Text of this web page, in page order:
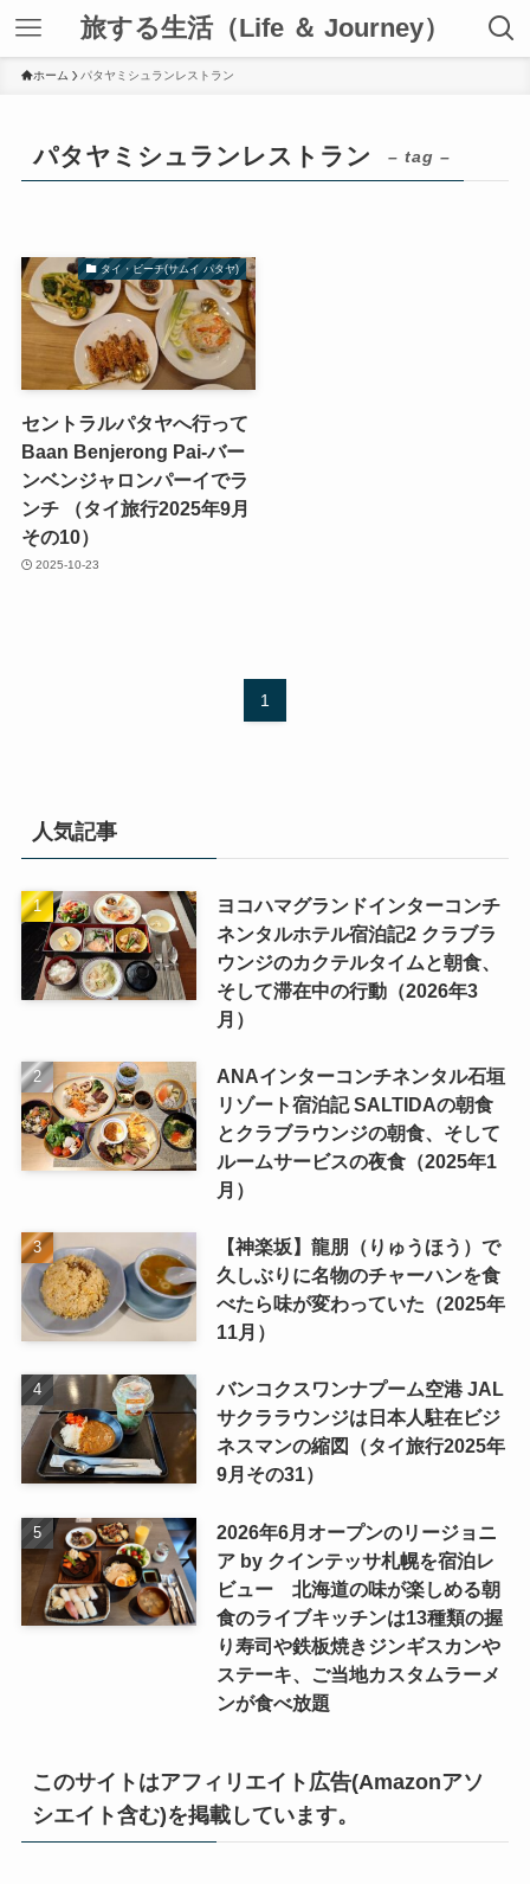
旅する生活（Life ＆ Journey）
ホーム パタヤミシュランレストラン
パタヤミシュランレストラン – tag –
タイ・ビーチ(サムイ パタヤ)
セントラルパタヤへ行って
Baan Benjerong Pai-バー
ンベンジャロンパーイでラ
ンチ （タイ旅行2025年9月
その10）
2025-10-23
1
人気記事
ヨコハマグランドインターコンチ
ネンタルホテル宿泊記2 クラブラ
ウンジのカクテルタイムと朝食、
そして滞在中の行動（2026年3
月）
ANAインターコンチネンタル石垣
リゾート宿泊記 SALTIDAの朝食
とクラブラウンジの朝食、そして
ルームサービスの夜食（2025年1
月）
【神楽坂】龍朋（りゅうほう）で
久しぶりに名物のチャーハンを食
べたら味が変わっていた（2025年
11月）
バンコクスワンナプーム空港 JAL
サクララウンジは日本人駐在ビジ
ネスマンの縮図（タイ旅行2025年
9月その31）
2026年6月オープンのリージョニ
ア by クインテッサ札幌を宿泊レ
ビュー 北海道の味が楽しめる朝
食のライブキッチンは13種類の握
り寿司や鉄板焼きジンギスカンや
ステーキ、ご当地カスタムラーメ
ンが食べ放題
このサイトはアフィリエイト広告(Amazonアソ
シエイト含む)を掲載しています。